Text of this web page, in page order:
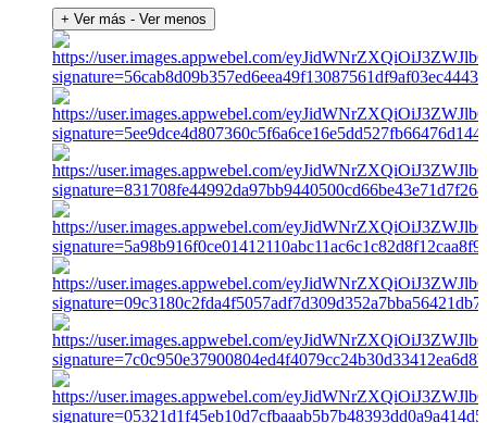
+ Ver más - Ver menos